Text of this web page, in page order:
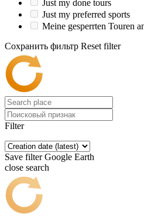
Just my done tours
Just my preferred sports
Meine gesperrten Touren
Сохранить фильтр Reset filter
Filter
Save filter Google Earth
close search